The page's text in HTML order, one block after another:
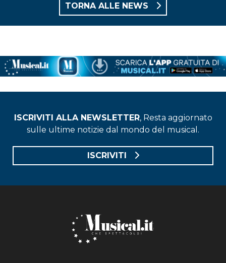
TORNA ALLE NEWS
ISCRIVITI ALLA NEWSLETTER, Resta aggiornato
sulle ultime notizie dal mondo del musical.
ISCRIVITI